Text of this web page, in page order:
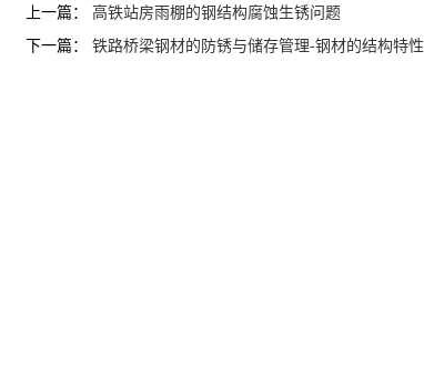
上一篇： 高铁站房雨棚的钢结构腐蚀生锈问题
下一篇： 铁路桥梁钢材的防锈与储存管理-钢材的结构特性